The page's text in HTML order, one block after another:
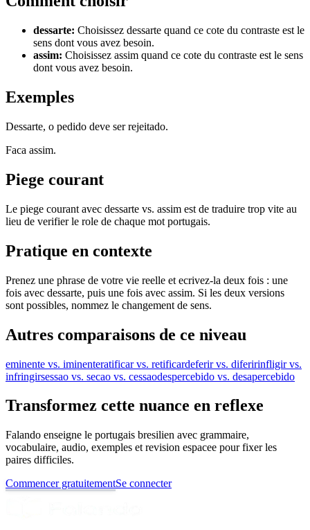
dessarte: Choisissez dessarte quand ce cote du contraste est le
sens dont vous avez besoin.
assim: Choisissez assim quand ce cote du contraste est le sens
dont vous avez besoin.
Exemples
Dessarte, o pedido deve ser rejeitado.
Faca assim.
Piege courant
Le piege courant avec dessarte vs. assim est de traduire trop vite au
lieu de verifier le role de chaque mot portugais.
Pratique en contexte
Prenez une phrase de votre vie reelle et ecrivez-la deux fois : une
fois avec dessarte, puis une fois avec assim. Si les deux versions
sont possibles, nommez le changement de sens.
Autres comparaisons de ce niveau
eminente vs. iminenteratificar vs. retificardeferir vs. diferirinfligir vs.
infringirsessao vs. secao vs. cessaodespercebido vs. desapercebido
Transformez cette nuance en reflexe
Falando enseigne le portugais bresilien avec grammaire,
vocabulaire, audio, exemples et revision espacee pour fixer les
paires difficiles.
Commencer gratuitementSe connecter